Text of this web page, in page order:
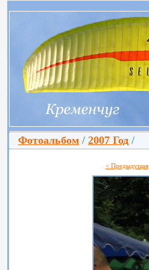
Фотоальбом / 2007 Год /
< Предыдущая